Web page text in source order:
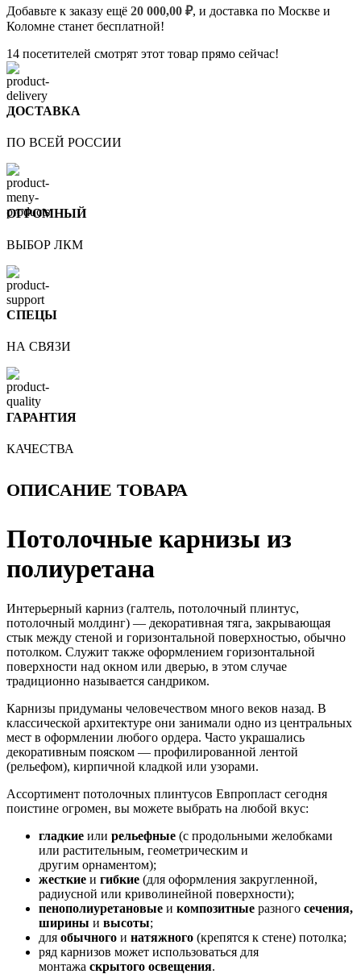
Добавьте к заказу ещё 20 000,00 ₽, и доставка по Москве и
Коломне станет бесплатной!
14 посетителей смотрят этот товар прямо сейчас!
ДОСТАВКА
ПО ВСЕЙ РОССИИ
ОГРОМНЫЙ
ВЫБОР ЛКМ
СПЕЦЫ
НА СВЯЗИ
ГАРАНТИЯ
КАЧЕСТВА
ОПИСАНИЕ ТОВАРА
Потолочные карнизы из
полиуретана
Интерьерный карниз (галтель, потолочный плинтус,
потолочный молдинг) — декоративная тяга, закрывающая
стык между стеной и горизонтальной поверхностью, обычно
потолком. Служит также оформлением горизонтальной
поверхности над окном или дверью, в этом случае
традиционно называется сандриком.
Карнизы придуманы человечеством много веков назад. В
классической архитектуре они занимали одно из центральных
мест в оформлении любого ордера. Часто украшались
декоративным пояском — профилированной лентой
(рельефом), кирпичной кладкой или узорами.
Ассортимент потолочных плинтусов Евпропласт сегодня
поистине огромен, вы можете выбрать на любой вкус:
гладкие или рельефные (с продольными желобками
или растительным, геометрическим и
другим орнаментом);
жесткие и гибкие (для оформления закругленной,
радиусной или криволинейной поверхности);
пенополиуретановые и композитные разного сечения,
ширины и высоты;
для обычного и натяжного (крепятся к стене) потолка;
ряд карнизов может использоваться для
монтажа скрытого освещения.